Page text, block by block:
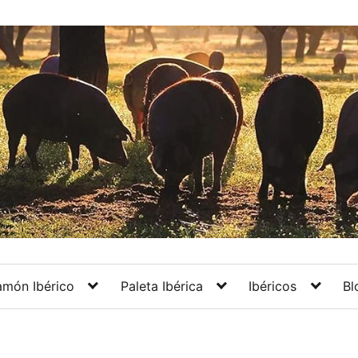
Ibérico Paleta Ibérica Ibéricos